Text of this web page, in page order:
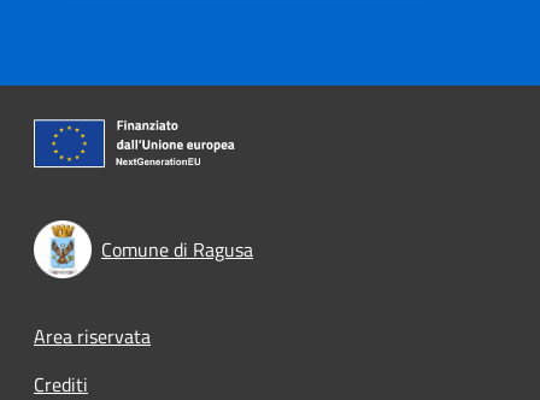
Comune di Ragusa
Footer menu
Area riservata
Crediti